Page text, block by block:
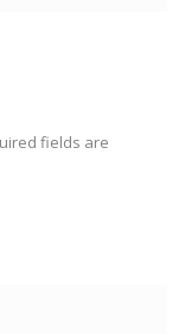
fields are